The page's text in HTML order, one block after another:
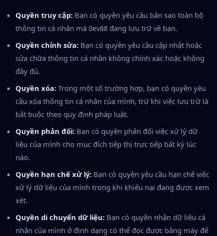
Quyền truy cập: Bạn có quyền yêu cầu bản sao toàn bộ
thông tin cá nhân mà 0ev88 đang lưu trữ về bạn.
Quyền chỉnh sửa: Bạn có quyền yêu cầu cập nhật hoặc
sửa chữa thông tin cá nhân không chính xác hoặc không
đầy đủ.
Quyền xóa: Trong một số trường hợp, bạn có quyền yêu
cầu xóa thông tin cá nhân của mình, trừ khi việc lưu trữ là
bắt buộc theo quy định pháp luật.
Quyền phản đối: Bạn có quyền phản đối việc xử lý dữ
liệu của mình cho mục đích tiếp thị trực tiếp bất kỳ lúc
nào.
Quyền hạn chế xử lý: Bạn có quyền yêu cầu hạn chế việc
xử lý dữ liệu của mình trong khi khiếu nại đang được xem
xét.
Quyền di chuyển dữ liệu: Bạn có quyền nhận dữ liệu cá
nhân của mình ở định dạng có thể đọc được bằng máy để